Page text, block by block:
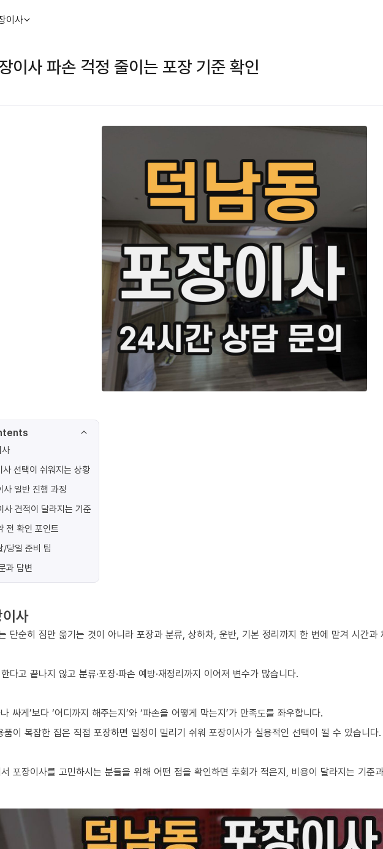
이사
이사 파손 걱정 줄이는 포장 기준 확인
사 선택이 쉬워지는 상황
사 일반 진행 과정
사 견적이 달라지는 기준
전 확인 포인트
/당일 준비 팁
과 답변
사
단순히 짐만 옮기는 것이 아니라 포장과 분류, 상하차, 운반, 기본 정리까지 한 번에 맡겨 시간과
다고 끝나지 않고 분류·포장·파손 예방·재정리까지 이어져 변수가 많습니다.
싸게’보다 ‘어디까지 해주는지’와 ‘파손을 어떻게 막는지’가 만족도를 좌우합니다.
품이 복잡한 집은 직접 포장하면 일정이 밀리기 쉬워 포장이사가 실용적인 선택이 될 수 있습니다.
포장이사를 고민하시는 분들을 위해 어떤 점을 확인하면 후회가 적은지, 비용이 달라지는 기준